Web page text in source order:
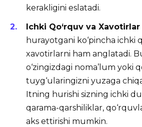
kerakligini eslatadi.
Ichki Qo‘rquv va Xavotirlar
hurayotgani ko‘pincha ichki
xavotirlarni ham anglatadi.
o‘zingizdagi noma’lum yoki
tuyg‘ularingizni yuzaga
Itning hurishi sizning ichki
qarama-qarshiliklar,
aks ettirishi mumkin.